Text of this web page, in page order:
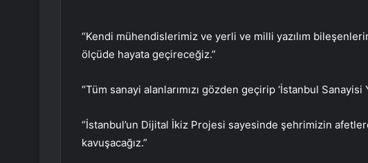
“Kendi mühendislerimiz ve yerli ve milli yazılım
ölçüde hayata geçireceğiz.”
“Tüm sanayi alanlarımızı gözden geçirip ‘İstanbul
“İstanbul’un Dijital İkiz Projesi sayesinde şehrimizin afetlere
kavuşacağız.”